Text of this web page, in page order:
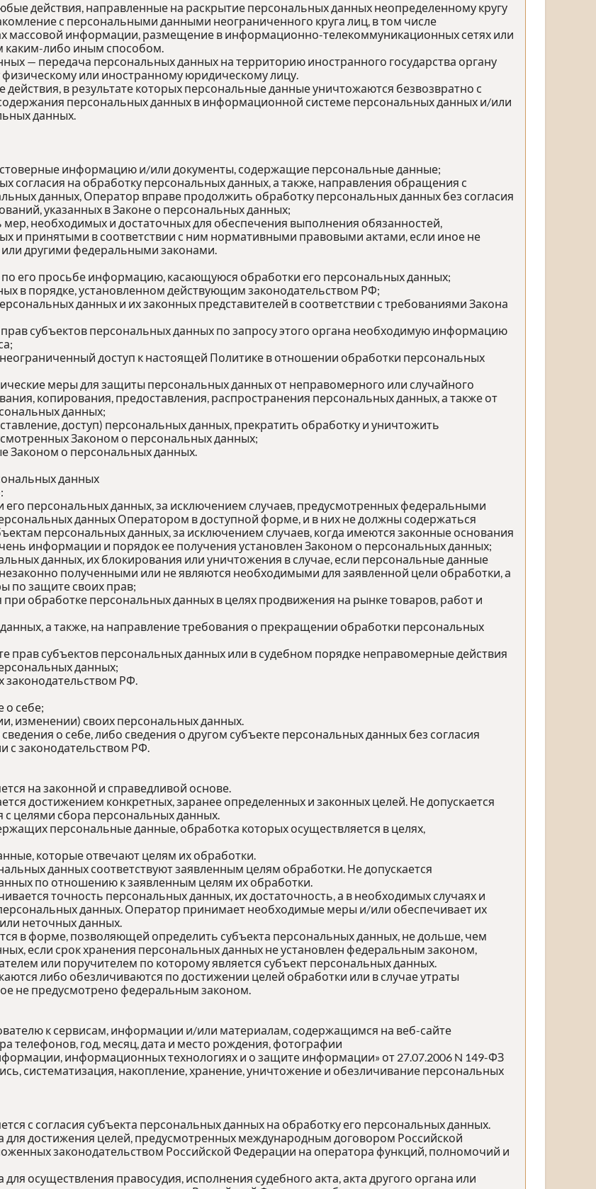
действия, направленные на раскрытие персональных данных неопределенному кругу
с персональными данными неограниченного круга лиц, в том числе
массовой информации, размещение в информационно-телекоммуникационных сетях или
каким-либо иным способом.
— передача персональных данных на территорию иностранного государства органу
физическому или иностранному юридическому лицу.
в результате которых персональные данные уничтожаются безвозвратно с
персональных данных в информационной системе персональных данных и/или
данных.
информацию и/или документы, содержащие персональные данные;
согласия на обработку персональных данных, а также, направления обращения с
данных, Оператор вправе продолжить обработку персональных данных без согласия
указанных в Законе о персональных данных;
необходимых и достаточных для обеспечения выполнения обязанностей,
и принятыми в соответствии с ним нормативными правовыми актами, если иное не
другими федеральными законами.
его просьбе информацию, касающуюся обработки его персональных данных;
в порядке, установленном действующим законодательством РФ;
данных и их законных представителей в соответствии с требованиями Закона
субъектов персональных данных по запросу этого органа необходимую информацию
доступ к настоящей Политике в отношении обработки персональных
меры для защиты персональных данных от неправомерного или случайного
копирования, предоставления, распространения персональных данных, а также от
данных;
доступ) персональных данных, прекратить обработку и уничтожить
Законом о персональных данных;
Законом о персональных данных.
данных
персональных данных, за исключением случаев, предусмотренных федеральными
данных Оператором в доступной форме, и в них не должны содержаться
персональных данных, за исключением случаев, когда имеются законные основания
информации и порядок ее получения установлен Законом о персональных данных;
данных, их блокирования или уничтожения в случае, если персональные данные
полученными или не являются необходимыми для заявленной цели обработки, а
по защите своих прав;
обработке персональных данных в целях продвижения на рынке товаров, работ и
а также, на направление требования о прекращении обработки персональных
субъектов персональных данных или в судебном порядке неправомерные действия
данных;
законодательством РФ.
о себе;
изменении) своих персональных данных.
о себе, либо сведения о другом субъекте персональных данных без согласия
с законодательством РФ.
на законной и справедливой основе.
достижением конкретных, заранее определенных и законных целей. Не допускается
целями сбора персональных данных.
персональные данные, обработка которых осуществляется в целях,
которые отвечают целям их обработки.
данных соответствуют заявленным целям обработки. Не допускается
по отношению к заявленным целям их обработки.
точность персональных данных, их достаточность, а в необходимых случаях и
данных. Оператор принимает необходимые меры и/или обеспечивает их
неточных данных.
в форме, позволяющей определить субъекта персональных данных, не дольше, чем
если срок хранения персональных данных не установлен федеральным законом,
или поручителем по которому является субъект персональных данных.
либо обезличиваются по достижении целей обработки или в случае утраты
не предусмотрено федеральным законом.
к сервисам, информации и/или материалам, содержащимся на веб-сайте
телефонов, год, месяц, дата и место рождения, фотографии
информационных технологиях и о защите информации» от 27.07.2006 N 149-ФЗ
систематизация, накопление, хранение, уничтожение и обезличивание персональных
с согласия субъекта персональных данных на обработку его персональных данных.
достижения целей, предусмотренных международным договором Российской
законодательством Российской Федерации на оператора функций, полномочий и
осуществления правосудия, исполнения судебного акта, акта другого органа или